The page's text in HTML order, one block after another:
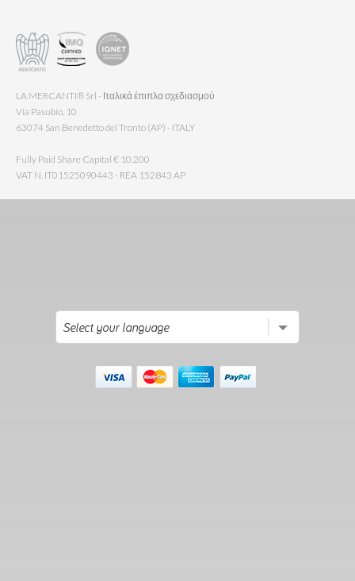
LA MERCANTI® Srl - Ιταλικά έπιπλα σχεδιασμού
Via Pasubio, 10
63074 San Benedetto del Tronto (AP) - ITALY
Fully Paid Share Capital € 10.200
VAT N. IT01525090443 - REA 152843 AP